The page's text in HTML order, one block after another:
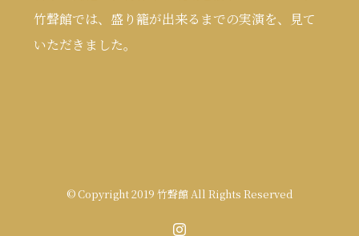
竹聲館では、盛り籠が出来るまでの実演を、見て
いただきました。
© Copyright 2019 竹聲館 All Rights Reserved
Instagram